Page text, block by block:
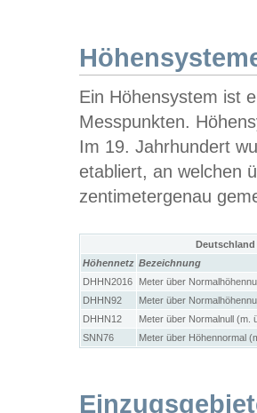
Ein Höhensystem ist
Messpunkten.
Im 19. Jahrhundert
etabliert, an welchen
zentimetergenau
Höhennetz Bezeichnung
DHHN2016
Meter über
DHHN92
Meter über
DHHN12
Meter über Normalnull (m.
SNN76
Meter über Höhennormal